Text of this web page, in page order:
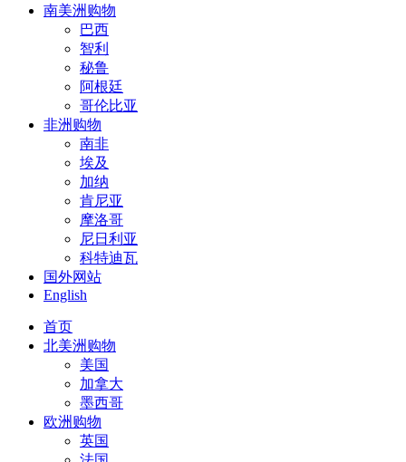
南美洲购物
巴西
智利
秘鲁
阿根廷
哥伦比亚
非洲购物
南非
埃及
加纳
肯尼亚
摩洛哥
尼日利亚
科特迪瓦
国外网站
English
首页
北美洲购物
美国
加拿大
墨西哥
欧洲购物
英国